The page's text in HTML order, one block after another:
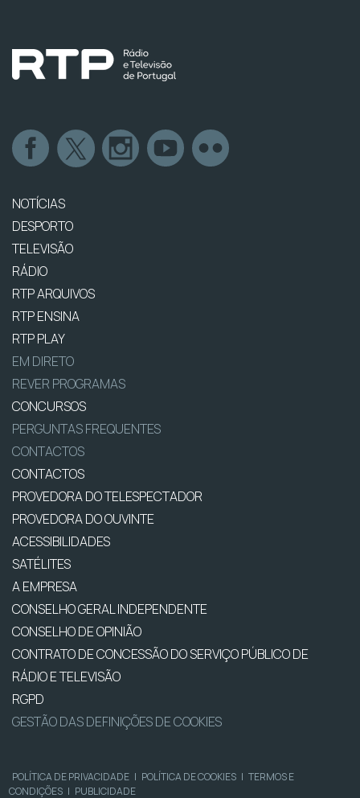
NOTÍCIAS
DESPORTO
TELEVISÃO
RÁDIO
RTP ARQUIVOS
RTP ENSINA
RTP PLAY
EM DIRETO
REVER PROGRAMAS
CONCURSOS
PERGUNTAS FREQUENTES
CONTACTOS
CONTACTOS
PROVEDORA DO TELESPECTADOR
PROVEDORA DO OUVINTE
ACESSIBILIDADES
SATÉLITES
A EMPRESA
CONSELHO GERAL INDEPENDENTE
CONSELHO DE OPINIÃO
CONTRATO DE CONCESSÃO DO SERVIÇO PÚBLICO DE
RÁDIO E TELEVISÃO
RGPD
GESTÃO DAS DEFINIÇÕES DE COOKIES
POLÍTICA DE PRIVACIDADE | POLÍTICA DE COOKIES | TERMOS E
CONDIÇÕES | PUBLICIDADE